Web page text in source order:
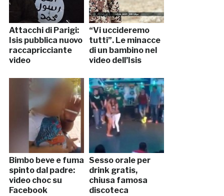
Attacchi di Parigi:
Isis pubblica nuovo
raccapricciante
video
“Vi uccideremo
tutti”. Le minacce
di un bambino nel
video dell’Isis
Bimbo beve e fuma
spinto dal padre:
video choc su
Facebook
Sesso orale per
drink gratis,
chiusa famosa
discoteca